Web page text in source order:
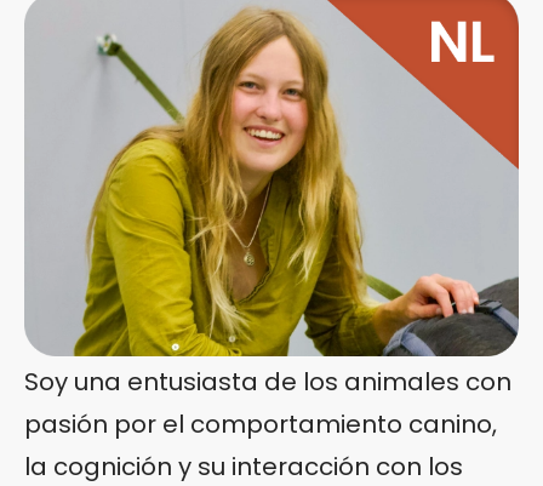
Soy una entusiasta de los animales con
pasión por el comportamiento canino,
la cognición y su interacción con los